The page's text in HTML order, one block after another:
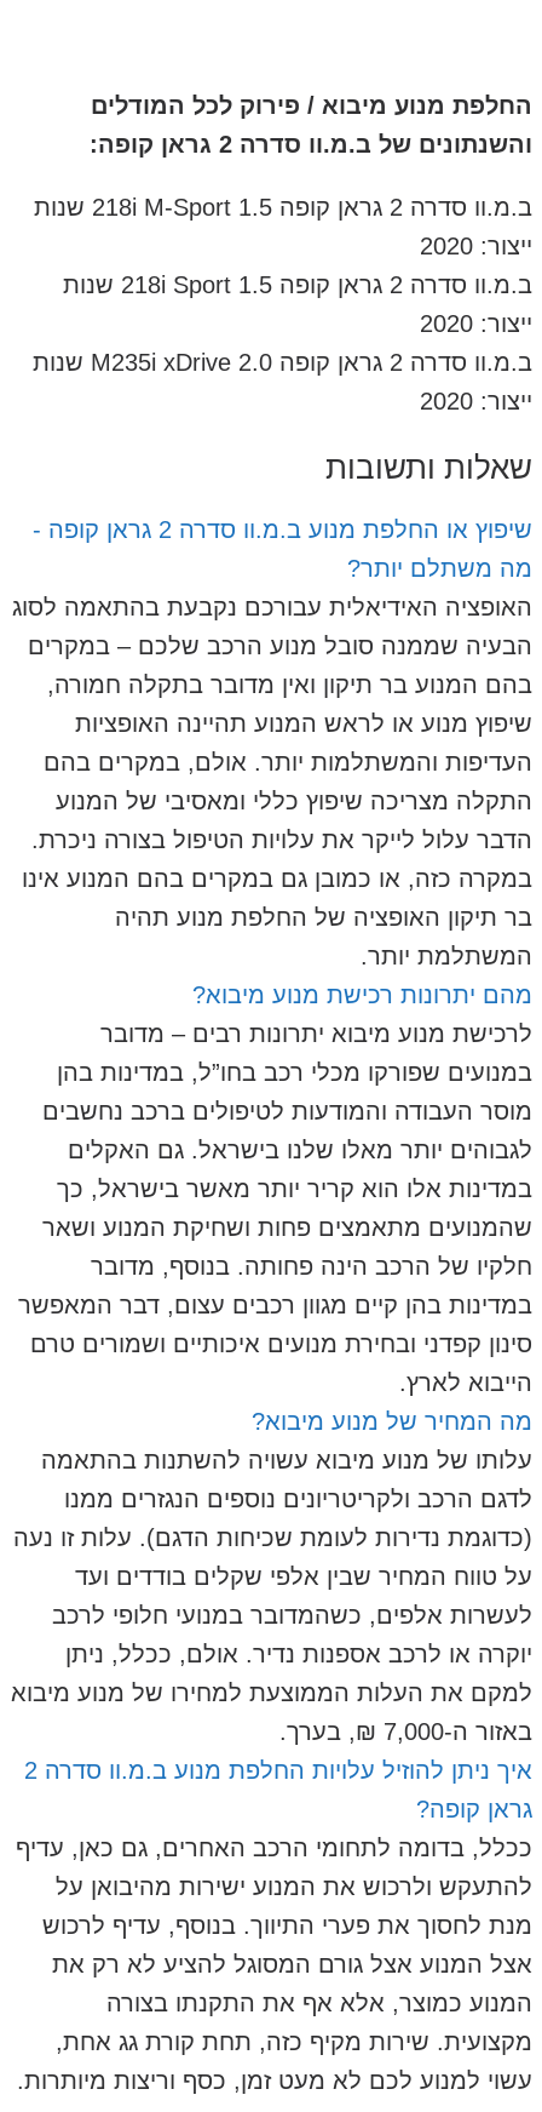
החלפת מנוע מיבוא / פירוק לכל המודלים
והשנתונים של ב.מ.וו סדרה 2 גראן קופה:
ב.מ.וו סדרה 2 גראן קופה 1.5 218i M-Sport שנות
ייצור: 2020
ב.מ.וו סדרה 2 גראן קופה 1.5 218i Sport שנות
ייצור: 2020
ב.מ.וו סדרה 2 גראן קופה 2.0 M235i xDrive שנות
ייצור: 2020
שאלות ותשובות
שיפוץ או החלפת מנוע ב.מ.וו סדרה 2 גראן קופה -
מה משתלם יותר?
האופציה האידיאלית עבורכם נקבעת בהתאמה לסוג
הבעיה שממנה סובל מנוע הרכב שלכם – במקרים
בהם המנוע בר תיקון ואין מדובר בתקלה חמורה,
שיפוץ מנוע או לראש המנוע תהיינה האופציות
העדיפות והמשתלמות יותר. אולם, במקרים בהם
התקלה מצריכה שיפוץ כללי ומאסיבי של המנוע
הדבר עלול לייקר את עלויות הטיפול בצורה ניכרת.
במקרה כזה, או כמובן גם במקרים בהם המנוע אינו
בר תיקון האופציה של החלפת מנוע תהיה
המשתלמת יותר.
מהם יתרונות רכישת מנוע מיבוא?
לרכישת מנוע מיבוא יתרונות רבים – מדובר
במנועים שפורקו מכלי רכב בחו”ל, במדינות בהן
מוסר העבודה והמודעות לטיפולים ברכב נחשבים
לגבוהים יותר מאלו שלנו בישראל. גם האקלים
במדינות אלו הוא קריר יותר מאשר בישראל, כך
שהמנועים מתאמצים פחות ושחיקת המנוע ושאר
חלקיו של הרכב הינה פחותה. בנוסף, מדובר
במדינות בהן קיים מגוון רכבים עצום, דבר המאפשר
סינון קפדני ובחירת מנועים איכותיים ושמורים טרם
הייבוא לארץ.
מה המחיר של מנוע מיבוא?
עלותו של מנוע מיבוא עשויה להשתנות בהתאמה
לדגם הרכב ולקריטריונים נוספים הנגזרים ממנו
(כדוגמת נדירות לעומת שכיחות הדגם). עלות זו נעה
על טווח המחיר שבין אלפי שקלים בודדים ועד
לעשרות אלפים, כשהמדובר במנועי חלופי לרכב
יוקרה או לרכב אספנות נדיר. אולם, ככלל, ניתן
למקם את העלות הממוצעת למחירו של מנוע מיבוא
באזור ה-7,000 ₪, בערך.
איך ניתן להוזיל עלויות החלפת מנוע ב.מ.וו סדרה 2
גראן קופה?
ככלל, בדומה לתחומי הרכב האחרים, גם כאן, עדיף
להתעקש ולרכוש את המנוע ישירות מהיבואן על
מנת לחסוך את פערי התיווך. בנוסף, עדיף לרכוש
אצל המנוע אצל גורם המסוגל להציע לא רק את
המנוע כמוצר, אלא אף את התקנתו בצורה
מקצועית. שירות מקיף כזה, תחת קורת גג אחת,
עשוי למנוע לכם לא מעט זמן, כסף וריצות מיותרות.